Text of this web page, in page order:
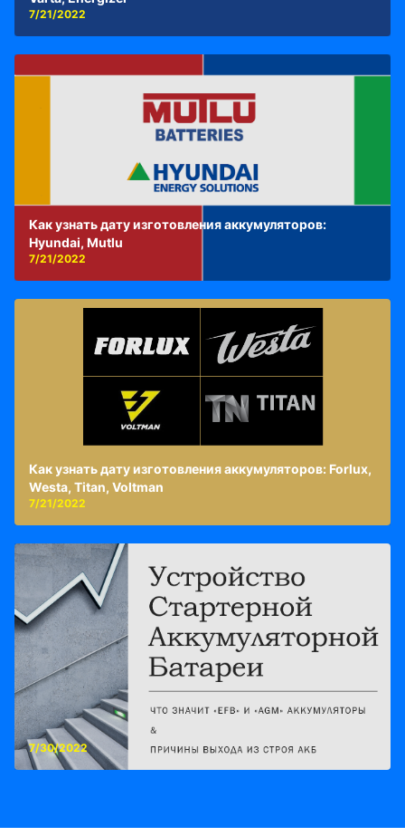
7/21/2022
Как узнать дату изготовления аккумуляторов:
Hyundai, Mutlu
7/21/2022
Как узнать дату изготовления аккумуляторов: Forlux,
Westa, Titan, Voltman
7/21/2022
7/30/2022